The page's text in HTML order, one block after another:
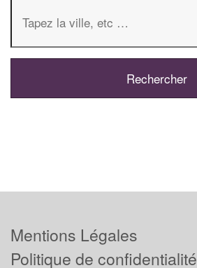
Mentions Légales
Politique de confidentialité